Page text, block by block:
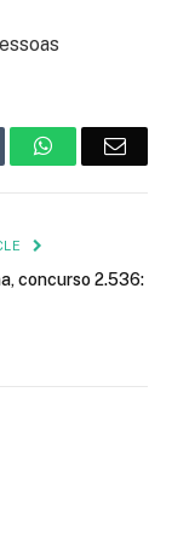
WhatsApp
concurso 2.536: